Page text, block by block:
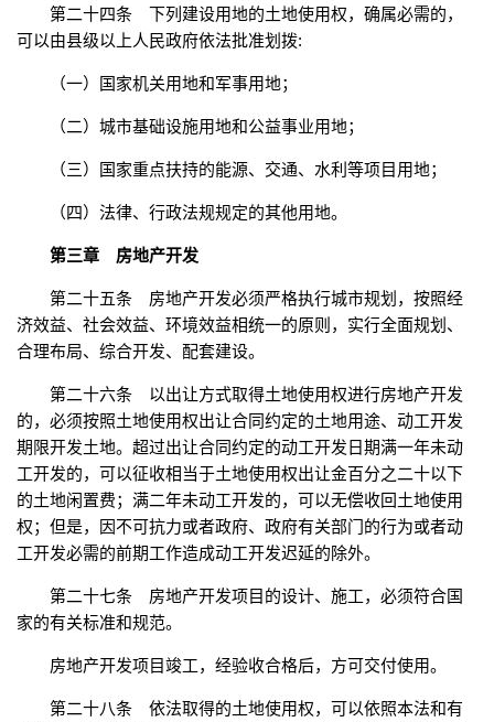
第二十四条 下列建设用地的土地使用权，确属必需的，
可以由县级以上人民政府依法批准划拨:
（一）国家机关用地和军事用地；
（二）城市基础设施用地和公益事业用地；
（三）国家重点扶持的能源、交通、水利等项目用地；
（四）法律、行政法规规定的其他用地。
第三章 房地产开发
第二十五条 房地产开发必须严格执行城市规划，按照经
济效益、社会效益、环境效益相统一的原则，实行全面规划、
合理布局、综合开发、配套建设。
第二十六条 以出让方式取得土地使用权进行房地产开发
的，必须按照土地使用权出让合同约定的土地用途、动工开发
期限开发土地。超过出让合同约定的动工开发日期满一年未动
工开发的，可以征收相当于土地使用权出让金百分之二十以下
的土地闲置费；满二年未动工开发的，可以无偿收回土地使用
权；但是，因不可抗力或者政府、政府有关部门的行为或者动
工开发必需的前期工作造成动工开发迟延的除外。
第二十七条 房地产开发项目的设计、施工，必须符合国
家的有关标准和规范。
房地产开发项目竣工，经验收合格后，方可交付使用。
第二十八条 依法取得的土地使用权，可以依照本法和有